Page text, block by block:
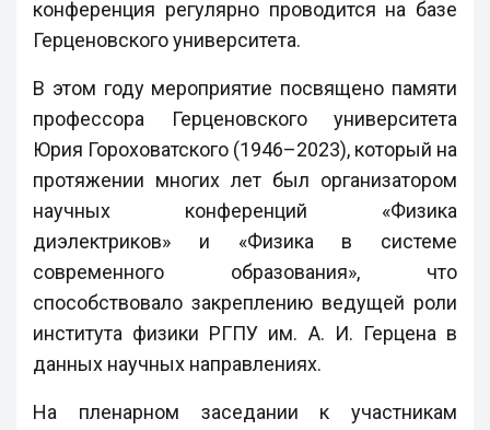
конференция регулярно проводится на базе
Герценовского университета.
В этом году мероприятие посвящено памяти
профессора Герценовского университета
Юрия Гороховатского (1946–2023), который на
протяжении многих лет был организатором
научных конференций «Физика
диэлектриков» и «Физика в системе
современного образования», что
способствовало закреплению ведущей роли
института физики РГПУ им. А. И. Герцена в
данных научных направлениях.
На пленарном заседании к участникам